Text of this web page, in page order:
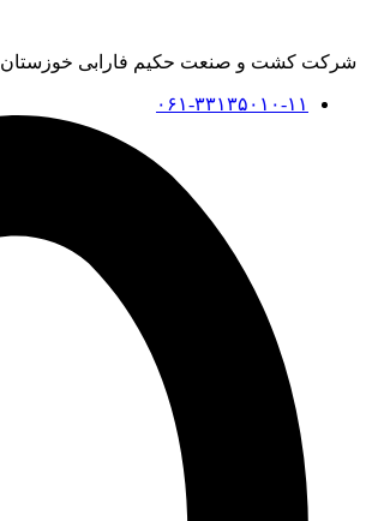
شرکت کشت و صنعت حکیم فارابی خوزستان
۰۶۱-۳۳۱۳۵۰۱۰-۱۱